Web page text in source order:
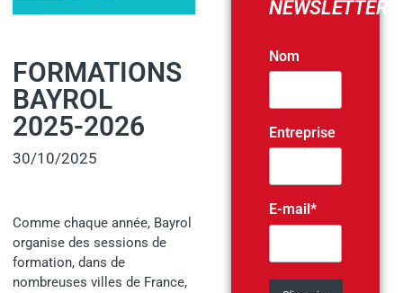
FORMATIONS
BAYROL
2025-2026
30/10/2025
Comme chaque année, Bayrol
organise des sessions de
formation, dans de
nombreuses villes de France,
NEWSLETTER
Nom
Entreprise
E-mail*